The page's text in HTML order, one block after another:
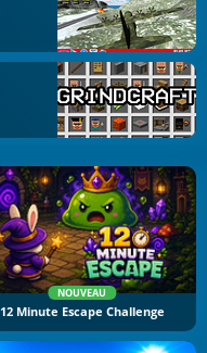
NOUVEAU
12 Minute Escape Challenge